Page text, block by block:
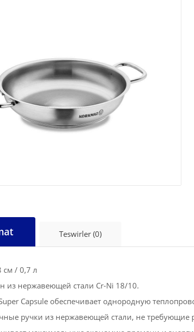
Teswirler (0)
см / 0,7 л
из нержавеющей стали Cr-Ni 18/10.
Capsule обеспечивает однородную
ручки из нержавеющей стали, не требующие